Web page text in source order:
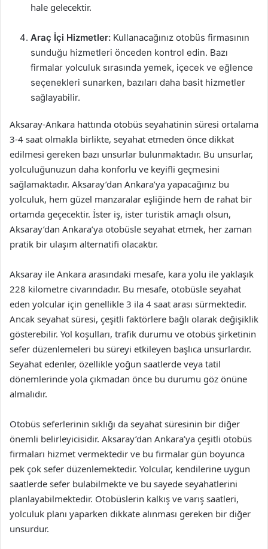
hale gelecektir.
Araç İçi Hizmetler: Kullanacağınız otobüs firmasının
sunduğu hizmetleri önceden kontrol edin. Bazı
firmalar yolculuk sırasında yemek, içecek ve eğlence
seçenekleri sunarken, bazıları daha basit hizmetler
sağlayabilir.
Aksaray-Ankara hattında otobüs seyahatinin süresi ortalama
3-4 saat olmakla birlikte, seyahat etmeden önce dikkat
edilmesi gereken bazı unsurlar bulunmaktadır. Bu unsurlar,
yolculuğunuzun daha konforlu ve keyifli geçmesini
sağlamaktadır. Aksaray’dan Ankara’ya yapacağınız bu
yolculuk, hem güzel manzaralar eşliğinde hem de rahat bir
ortamda geçecektir. İster iş, ister turistik amaçlı olsun,
Aksaray’dan Ankara’ya otobüsle seyahat etmek, her zaman
pratik bir ulaşım alternatifi olacaktır.
Aksaray ile Ankara arasındaki mesafe, kara yolu ile yaklaşık
228 kilometre civarındadır. Bu mesafe, otobüsle seyahat
eden yolcular için genellikle 3 ila 4 saat arası sürmektedir.
Ancak seyahat süresi, çeşitli faktörlere bağlı olarak değişiklik
gösterebilir. Yol koşulları, trafik durumu ve otobüs şirketinin
sefer düzenlemeleri bu süreyi etkileyen başlıca unsurlardır.
Seyahat edenler, özellikle yoğun saatlerde veya tatil
dönemlerinde yola çıkmadan önce bu durumu göz önüne
almalıdır.
Otobüs seferlerinin sıklığı da seyahat süresinin bir diğer
önemli belirleyicisidir. Aksaray’dan Ankara’ya çeşitli otobüs
firmaları hizmet vermektedir ve bu firmalar gün boyunca
pek çok sefer düzenlemektedir. Yolcular, kendilerine uygun
saatlerde sefer bulabilmekte ve bu sayede seyahatlerini
planlayabilmektedir. Otobüslerin kalkış ve varış saatleri,
yolculuk planı yaparken dikkate alınması gereken bir diğer
unsurdur.